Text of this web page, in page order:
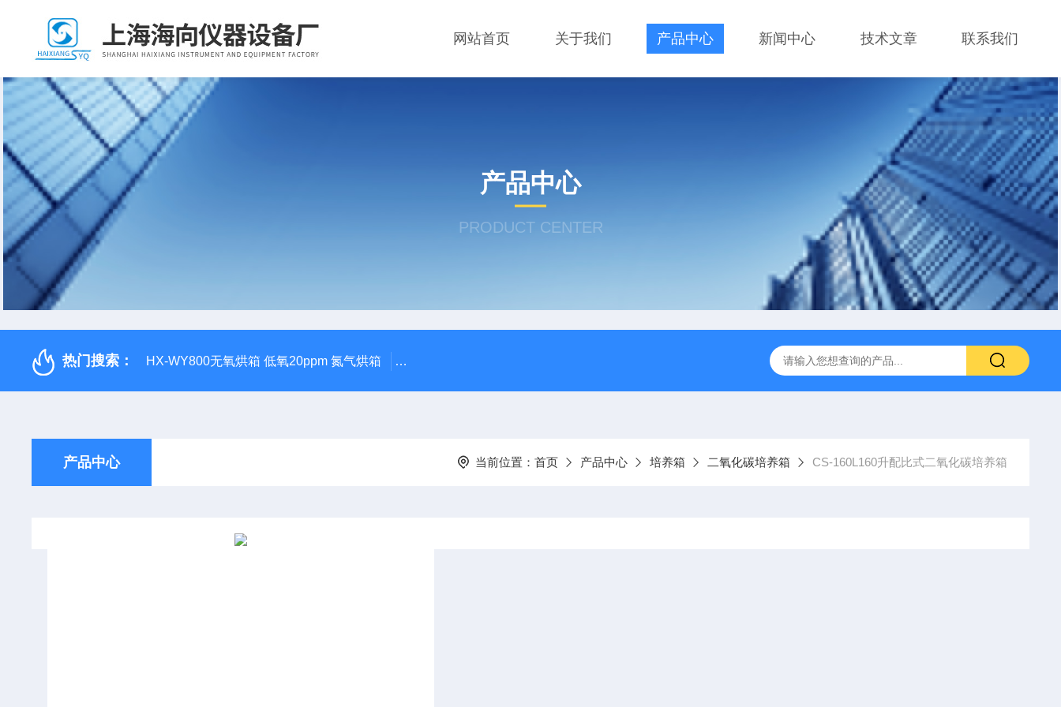
网站首页 关于我们 产品中心 新闻中心 技术文章 联系我们
产品中心
PRODUCT CENTER
热门搜索： HX-WY800无氧烘箱 低氧20ppm 氮气烘箱 HSX-150HSX-150恒温恒湿培养箱（液晶屏幕控制器） HX-2102CHX-2102C立式双层小容量恒温摇床 DZf-
产品中心 当前位置： 首页 产品中心 培养箱 二氧化碳培养箱 CS-160L160升配比式二氧化碳培养箱